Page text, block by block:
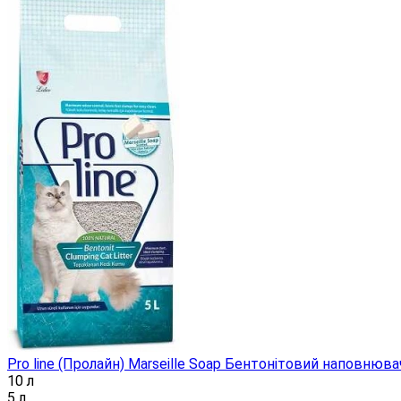
Pro line (Пролайн) Marseille Soap Бентонітовий
10 л